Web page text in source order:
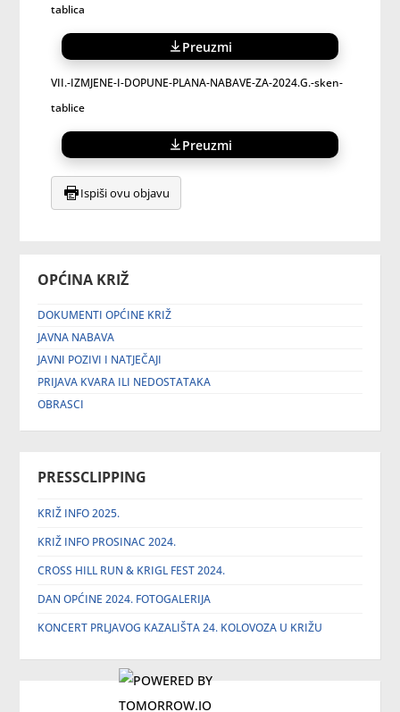
OPĆINA KRIŽ
DOKUMENTI OPĆINE KRIŽ
JAVNA NABAVA
JAVNI POZIVI I NATJEČAJI
PRIJAVA KVARA ILI NEDOSTATAKA
OBRASCI
PRESSCLIPPING
KRIŽ INFO 2025.
KRIŽ INFO PROSINAC 2024.
CROSS HILL RUN & KRIGL FEST 2024.
DAN OPĆINE 2024. FOTOGALERIJA
KONCERT PRLJAVOG KAZALIŠTA 24. KOLOVOZA U KRIŽU
tablica
Preuzmi
VII.-IZMJENE-I-DOPUNE-PLANA-NABAVE-ZA-2024.G.-sken-
tablice
Preuzmi
Ispiši ovu objavu